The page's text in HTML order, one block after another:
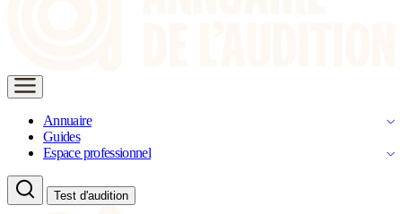
Annuaire
Guides
Espace professionnel
Test d'audition